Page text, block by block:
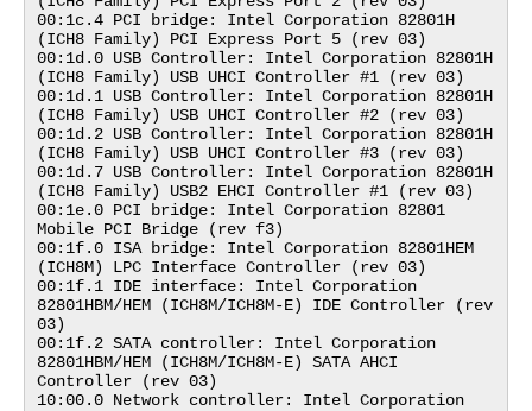
00:1c.4 PCI bridge: Intel Corporation 82801H
(ICH8 Family) PCI Express Port 5 (rev 03)
00:1d.0 USB Controller: Intel Corporation 82801H
(ICH8 Family) USB UHCI Controller #1 (rev 03)
00:1d.1 USB Controller: Intel Corporation 82801H
(ICH8 Family) USB UHCI Controller #2 (rev 03)
00:1d.2 USB Controller: Intel Corporation 82801H
(ICH8 Family) USB UHCI Controller #3 (rev 03)
00:1d.7 USB Controller: Intel Corporation 82801H
(ICH8 Family) USB2 EHCI Controller #1 (rev 03)
00:1e.0 PCI bridge: Intel Corporation 82801
Mobile PCI Bridge (rev f3)
00:1f.0 ISA bridge: Intel Corporation 82801HEM
(ICH8M) LPC Interface Controller (rev 03)
00:1f.1 IDE interface: Intel Corporation
82801HBM/HEM (ICH8M/ICH8M-E) IDE Controller (rev
03)
00:1f.2 SATA controller: Intel Corporation
82801HBM/HEM (ICH8M/ICH8M-E) SATA AHCI
Controller (rev 03)
10:00.0 Network controller: Intel Corporation